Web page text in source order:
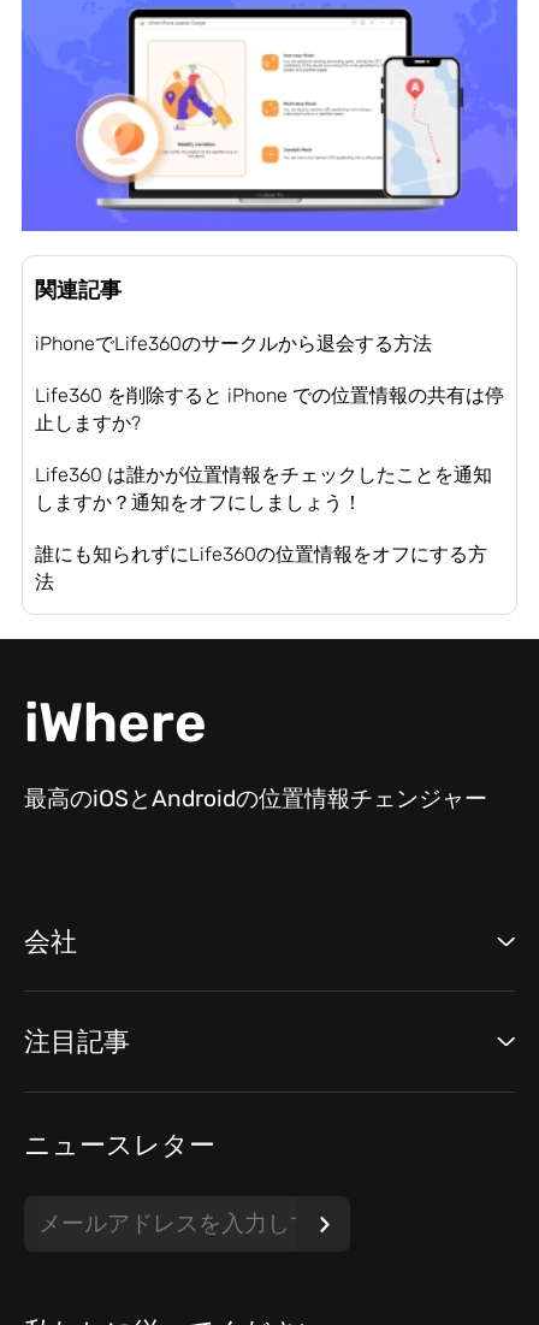
関連記事
iPhoneでLife360のサークルから退会する方法
Life360 を削除すると iPhone での位置情報の共有は停
止しますか?
Life360 は誰かが位置情報をチェックしたことを通知
しますか？通知をオフにしましょう！
誰にも知られずにLife360の位置情報をオフにする方
法
iWhere
最高のiOSとAndroidの位置情報チェンジャー
会社
注目記事
ニュースレター